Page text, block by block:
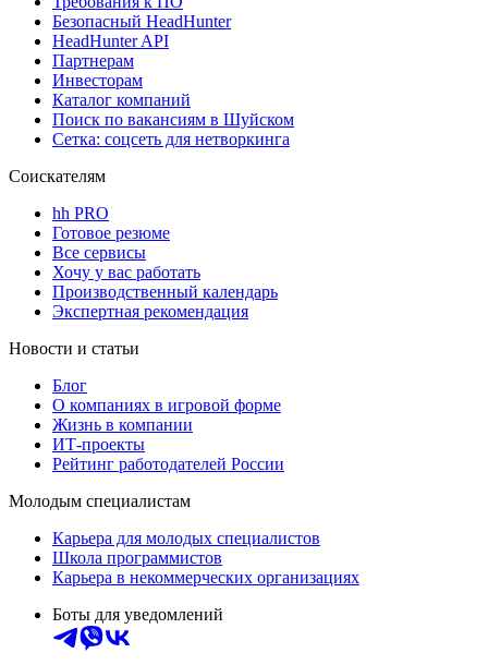
Безопасный HeadHunter
HeadHunter API
Партнерам
Инвесторам
Каталог компаний
Поиск по вакансиям в Шуйском
Сетка: соцсеть для нетворкинга
Соискателям
hh PRO
Готовое резюме
Все сервисы
Хочу у вас работать
Производственный календарь
Экспертная рекомендация
Новости и статьи
Блог
О компаниях в игровой форме
Жизнь в компании
ИТ-проекты
Рейтинг работодателей России
Молодым специалистам
Карьера для молодых специалистов
Школа программистов
Карьера в некоммерческих организациях
Боты для уведомлений